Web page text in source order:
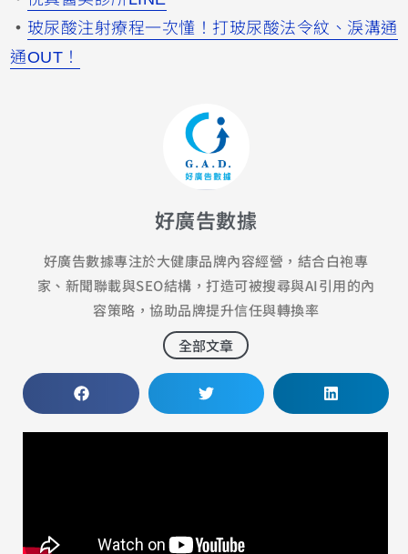
・ 玻尿酸注射療程一次懂！打玻尿酸法令紋、淚溝通
通OUT！
好廣告數據
好廣告數據專注於大健康品牌內容經營，結合白袍專
家、新聞聯載與SEO結構，打造可被搜尋與AI引用的內
容策略，協助品牌提升信任與轉換率
全部文章